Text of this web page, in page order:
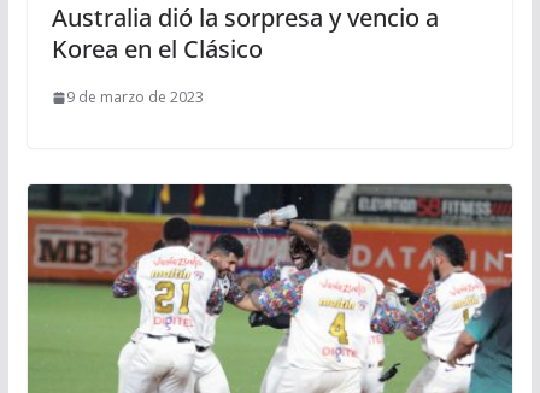
Australia dió la sorpresa y vencio a
Korea en el Clásico
9 de marzo de 2023